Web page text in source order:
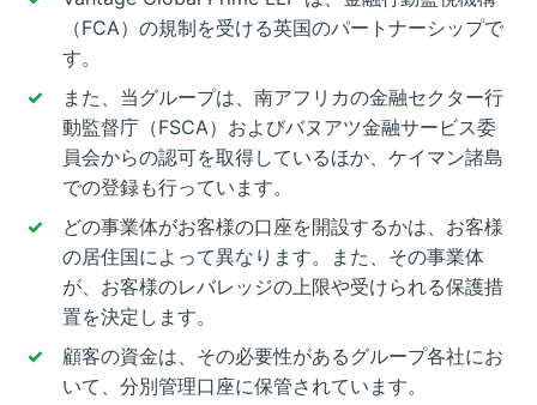
（FCA）の規制を受ける英国のパートナーシップで
す。
また、当グループは、南アフリカの金融セクター行
動監督庁（FSCA）およびバヌアツ金融サービス委
員会からの認可を取得しているほか、ケイマン諸島
での登録も行っています。
どの事業体がお客様の口座を開設するかは、お客様
の居住国によって異なります。また、その事業体
が、お客様のレバレッジの上限や受けられる保護措
置を決定します。
顧客の資金は、その必要性があるグループ各社にお
いて、分別管理口座に保管されています。